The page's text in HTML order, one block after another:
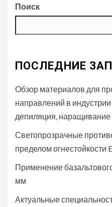
Поиск
ПОСЛЕДНИЕ
Обзор материалов для
направлений в
депиляция, наращивание
Светопрозрачные
пределом огнестойкости
Применение
мм
Актуальные